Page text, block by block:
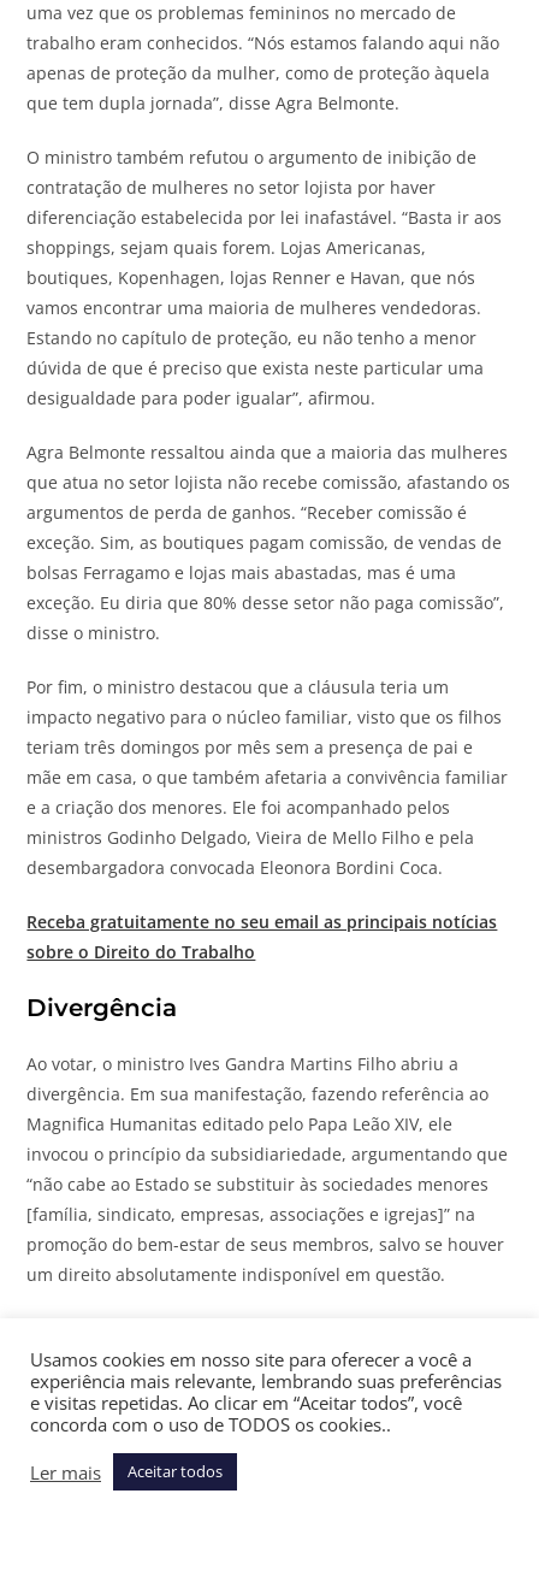
uma vez que os problemas femininos no mercado de
trabalho eram conhecidos. “Nós estamos falando aqui não
apenas de proteção da mulher, como de proteção àquela
que tem dupla jornada”, disse Agra Belmonte.
O ministro também refutou o argumento de inibição de
contratação de mulheres no setor lojista por haver
diferenciação estabelecida por lei inafastável. “Basta ir aos
shoppings, sejam quais forem. Lojas Americanas,
boutiques, Kopenhagen, lojas Renner e Havan, que nós
vamos encontrar uma maioria de mulheres vendedoras.
Estando no capítulo de proteção, eu não tenho a menor
dúvida de que é preciso que exista neste particular uma
desigualdade para poder igualar”, afirmou.
Agra Belmonte ressaltou ainda que a maioria das mulheres
que atua no setor lojista não recebe comissão, afastando os
argumentos de perda de ganhos. “Receber comissão é
exceção. Sim, as boutiques pagam comissão, de vendas de
bolsas Ferragamo e lojas mais abastadas, mas é uma
exceção. Eu diria que 80% desse setor não paga comissão”,
disse o ministro.
Por fim, o ministro destacou que a cláusula teria um
impacto negativo para o núcleo familiar, visto que os filhos
teriam três domingos por mês sem a presença de pai e
mãe em casa, o que também afetaria a convivência familiar
e a criação dos menores. Ele foi acompanhado pelos
ministros Godinho Delgado, Vieira de Mello Filho e pela
desembargadora convocada Eleonora Bordini Coca.
Receba gratuitamente no seu email as principais notícias
sobre o Direito do Trabalho
Divergência
Ao votar, o ministro Ives Gandra Martins Filho abriu a
divergência. Em sua manifestação, fazendo referência ao
Magnifica Humanitas editado pelo Papa Leão XIV, ele
invocou o princípio da subsidiariedade, argumentando que
“não cabe ao Estado se substituir às sociedades menores
[família, sindicato, empresas, associações e igrejas]” na
promoção do bem-estar de seus membros, salvo se houver
um direito absolutamente indisponível em questão.
recente do ministro Alexandre de Moraes, do Supremo
Tribunal Federal ( STF), que cassou um acórdão do TST
sobre repouso semanal remunerado e compensação dos
domingos. Na avaliação do ministro, a cláusula em
discussão é até melhor do que a interpretação dada ao
Usamos cookies em nosso site para oferecer a você a
experiência mais relevante, lembrando suas preferências
e visitas repetidas. Ao clicar em “Aceitar todos”, você
concorda com o uso de TODOS os cookies..
Ler mais
Aceitar todos